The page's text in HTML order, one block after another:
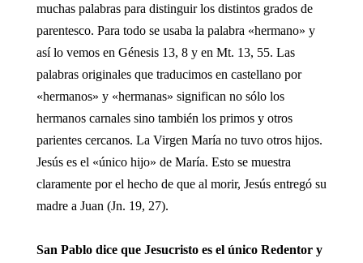
muchas palabras para distinguir los distintos grados de
parentesco. Para todo se usaba la palabra «hermano» y
así lo vemos en Génesis 13, 8 y en Mt. 13, 55. Las
palabras originales que traducimos en castellano por
«hermanos» y «hermanas» significan no sólo los
hermanos carnales sino también los primos y otros
parientes cercanos. La Virgen María no tuvo otros hijos.
Jesús es el «único hijo» de María. Esto se muestra
claramente por el hecho de que al morir, Jesús entregó su
madre a Juan (Jn. 19, 27).
San Pablo dice que Jesucristo es el único Redentor y